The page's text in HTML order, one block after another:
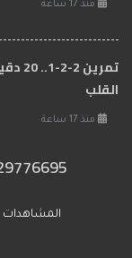
منذ 17 ساعة
القلب
منذ 17 ساعة
المشاهدات